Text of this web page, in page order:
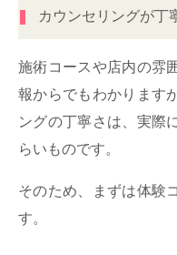
カウンセリングが丁
施術コースや店内の雰
報からでもわかります
ングの丁寧さは、実際
らいものです。
そのため、まずは体験
す。